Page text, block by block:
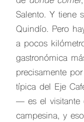
Salento. Y tiene
Quindío. Pero
a pocos
gastronómica
precisamente
típica del Eje
— es el visitante
campesina, y